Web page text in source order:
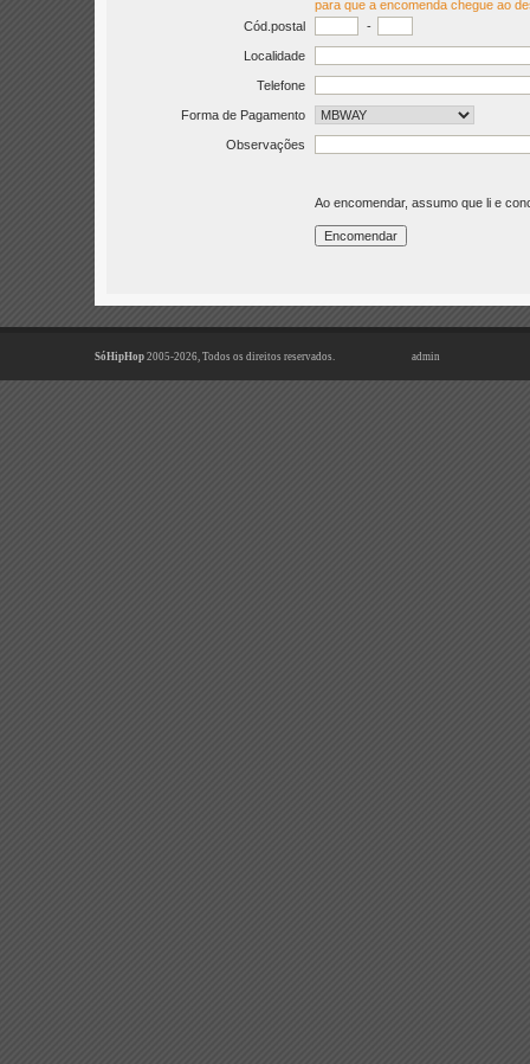
para que a encomenda chegue ao
Cód.postal
-
Localidade
Telefone
Forma de Pagamento
Observações
Ao encomendar, assumo que li e
SóHipHop 2005-2026, Todos os direitos reservados. admin